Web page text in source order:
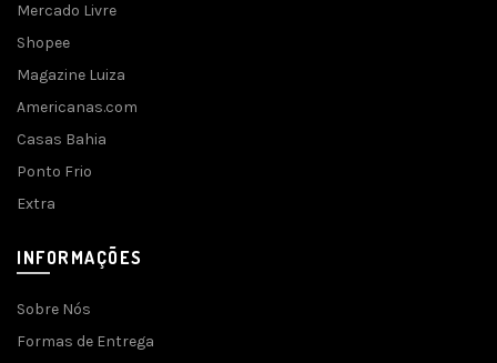
Mercado Livre
Shopee
Magazine Luiza
Americanas.com
Casas Bahia
Ponto Frio
Extra
INFORMAÇÕES
Sobre Nós
Formas de Entrega